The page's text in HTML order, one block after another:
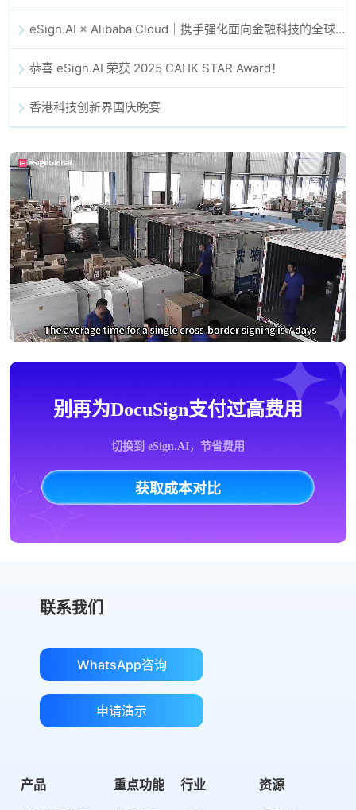
eSign.AI × Alibaba Cloud｜携手强化面向金融科技的全球数字信任
恭喜 eSign.AI 荣获 2025 CAHK STAR Award！
香港科技创新界国庆晚宴
别再为DocuSign支付过高费用
切换到 eSign.AI，节省费用
获取成本对比
联系我们
WhatsApp咨询
申请演示
产品 重点功能 行业 资源